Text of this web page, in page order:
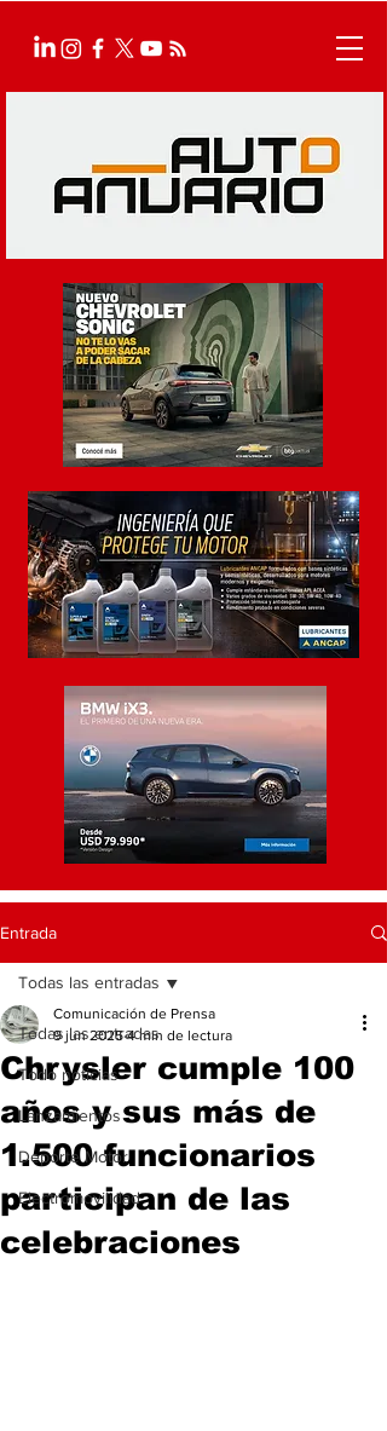
Entrada
Todas las entradas
Todo noticias
Lanzamientos
Deporte Motor
Electromovilidad
Todas las entradas
Chrysler cumple 100
años y sus más de
1.500 funcionarios
participan de las
celebraciones
Comunicación de Prensa
9 jun 2025 4 min de lectura